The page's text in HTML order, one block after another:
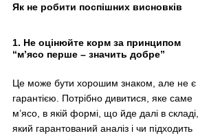
Як не робити поспішних висновків
1. Не оцінюйте корм за принципом
“м’ясо перше – значить добре”
Це може бути хорошим знаком, але не є
гарантією. Потрібно дивитися, яке саме
м’ясо, в якій формі, що йде далі в складі,
який гарантований аналіз і чи підходить